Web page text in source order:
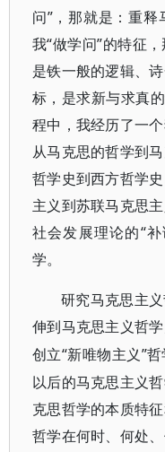
问”，那就是：重
我“做学问”的特征
是铁一般的逻辑、
标，是求新与求真
程中，我经历了一
从马克思的哲学到
哲学史到西方哲学
主义到苏联马克思
社会发展理论的“
学。
研究马克思主
伸到马克思主义哲
创立“新唯物主义”
以后的马克思主义
克思哲学的本质特
哲学在何时、何处